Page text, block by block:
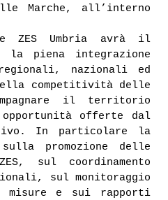
Marche, all’interno
ZES Umbria avrà il
la piena integrazione
nazionali ed
competitività delle
il territorio
offerte dal
In particolare la
promozione delle
sul coordinamento
sul monitoraggio
e sui rapporti